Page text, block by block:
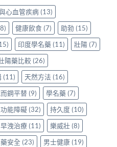
心血管疾病 (13)
健康飲食 (7) 助勃 (15)
印度學名藥 (11) 壯陽 (7)
陽藥比較 (26)
(11) 天然方法 (16)
鋼平替 (9) 學名藥 (7)
能障礙 (32) 持久度 (10)
早洩治療 (11) 樂威壯 (8)
安全 (23) 男士健康 (19)